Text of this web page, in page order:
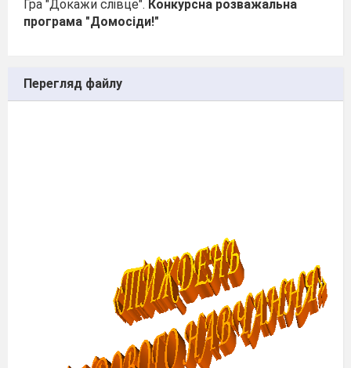
Гра "Докажи слівце". Конкурсна розважальна
програма "Домосіди!"
Перегляд файлу